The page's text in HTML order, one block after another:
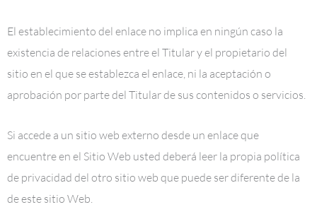
El establecimiento del enlace no implica en ningún caso la
existencia de relaciones entre el Titular y el propietario del
sitio en el que se establezca el enlace, ni la aceptación o
aprobación por parte del Titular de sus contenidos o servicios.
Si accede a un sitio web externo desde un enlace que
encuentre en el Sitio Web usted deberá leer la propia política
de privacidad del otro sitio web que puede ser diferente de la
de este sitio Web.